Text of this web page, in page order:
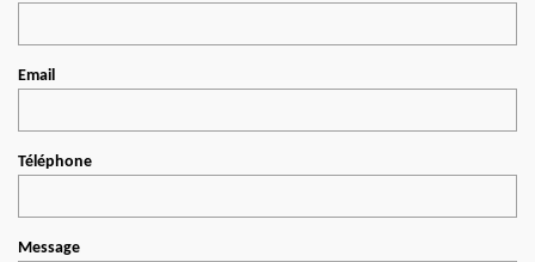
Email
Téléphone
Message